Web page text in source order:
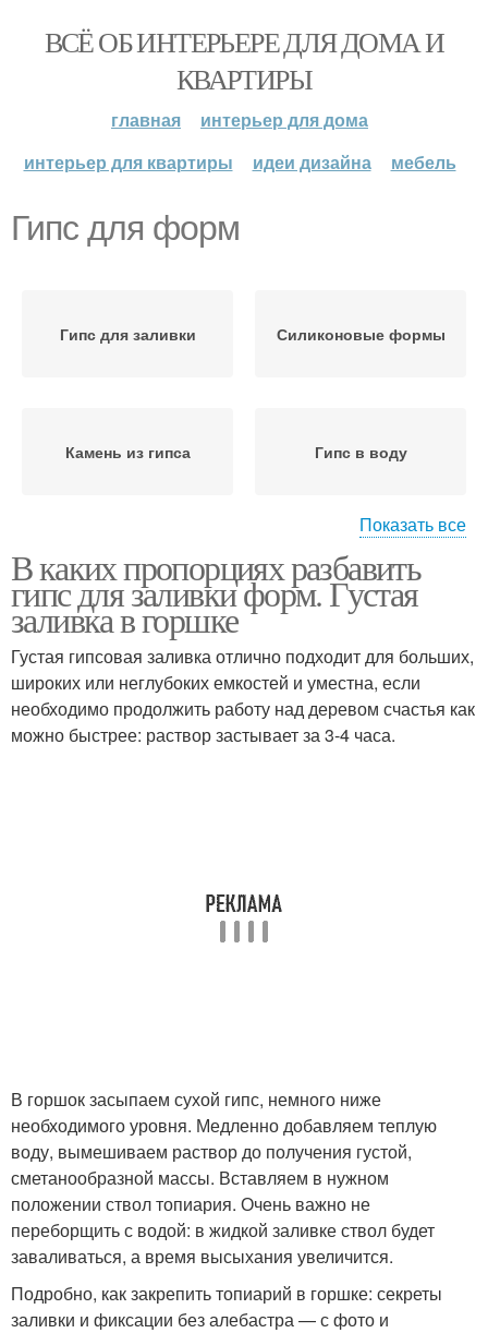
ВСЁ ОБ ИНТЕРЬЕРЕ ДЛЯ ДОМА И
КВАРТИРЫ
главная
интерьер для дома
интерьер для квартиры
идеи дизайна мебель
Гипс для форм
Гипс для заливки Силиконовые формы
Камень из гипса Гипс в воду
Вод в гипс Строительный гипс
Пропорции для гипса Литьё из гипса
Показать все
В каких пропорциях разбавить
гипс для заливки форм. Густая
заливка в горшке
Густая гипсовая заливка отлично подходит для больших,
широких или неглубоких емкостей и уместна, если
необходимо продолжить работу над деревом счастья как
можно быстрее: раствор застывает за 3-4 часа.
В горшок засыпаем сухой гипс, немного ниже
необходимого уровня. Медленно добавляем теплую
воду, вымешиваем раствор до получения густой,
сметанообразной массы. Вставляем в нужном
положении ствол топиария. Очень важно не
переборщить с водой: в жидкой заливке ствол будет
заваливаться, а время высыхания увеличится.
Подробно, как закрепить топиарий в горшке: секреты
заливки и фиксации без алебастра — с фото и